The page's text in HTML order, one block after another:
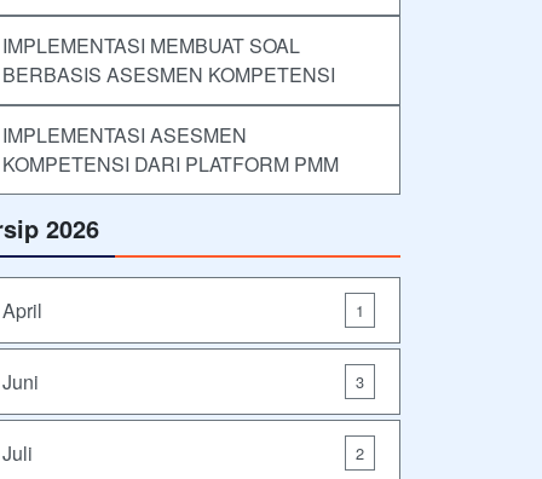
IMPLEMENTASI MEMBUAT SOAL
BERBASIS ASESMEN KOMPETENSI
IMPLEMENTASI ASESMEN
KOMPETENSI DARI PLATFORM PMM
2026
April 1
Juni 3
Juli 2